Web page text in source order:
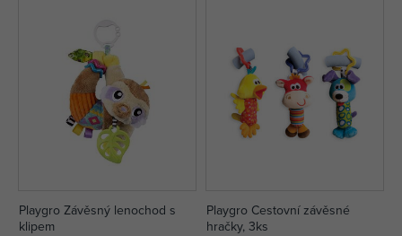
Playgro Závěsný lenochod s
klipem
Playgro Cestovní závěsné
hračky, 3ks